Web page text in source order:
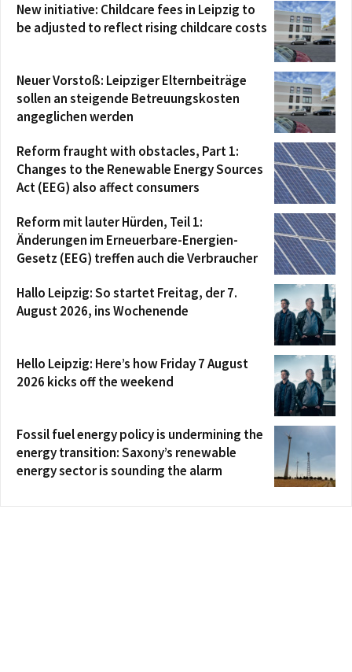
New initiative: Childcare fees in Leipzig to
be adjusted to reflect rising childcare costs
Neuer Vorstoß: Leipziger Elternbeiträge
sollen an steigende Betreuungskosten
angeglichen werden
Reform fraught with obstacles, Part 1:
Changes to the Renewable Energy Sources
Act (EEG) also affect consumers
Reform mit lauter Hürden, Teil 1:
Änderungen im Erneuerbare-Energien-
Gesetz (EEG) treffen auch die Verbraucher
Hallo Leipzig: So startet Freitag, der 7.
August 2026, ins Wochenende
Hello Leipzig: Here’s how Friday 7 August
2026 kicks off the weekend
Fossil fuel energy policy is undermining the
energy transition: Saxony’s renewable
energy sector is sounding the alarm